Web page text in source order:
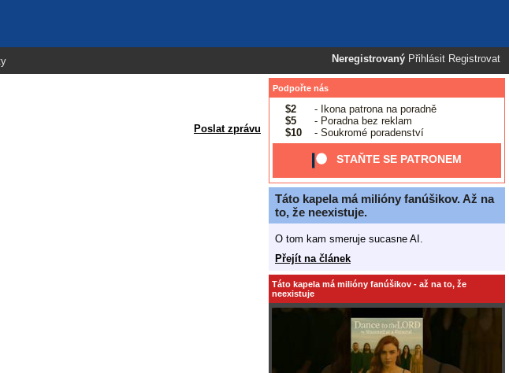
Neregistrovaný Přihlásit Registrovat
Poslat zprávu
Podpořte nás
$2
- Ikona patrona na poradně
$5
- Poradna bez reklam
$10
- Soukromé poradenství
STAŇTE SE PATRONEM
Táto kapela má milióny fanúšikov. Až na
to, že neexistuje.
O tom kam smeruje sucasne AI.
Přejít na článek
Táto kapela má milióny fanúšikov - až na to, že
neexistuje